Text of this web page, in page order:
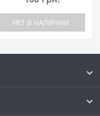
НЕТ В НАЛИЧИИ